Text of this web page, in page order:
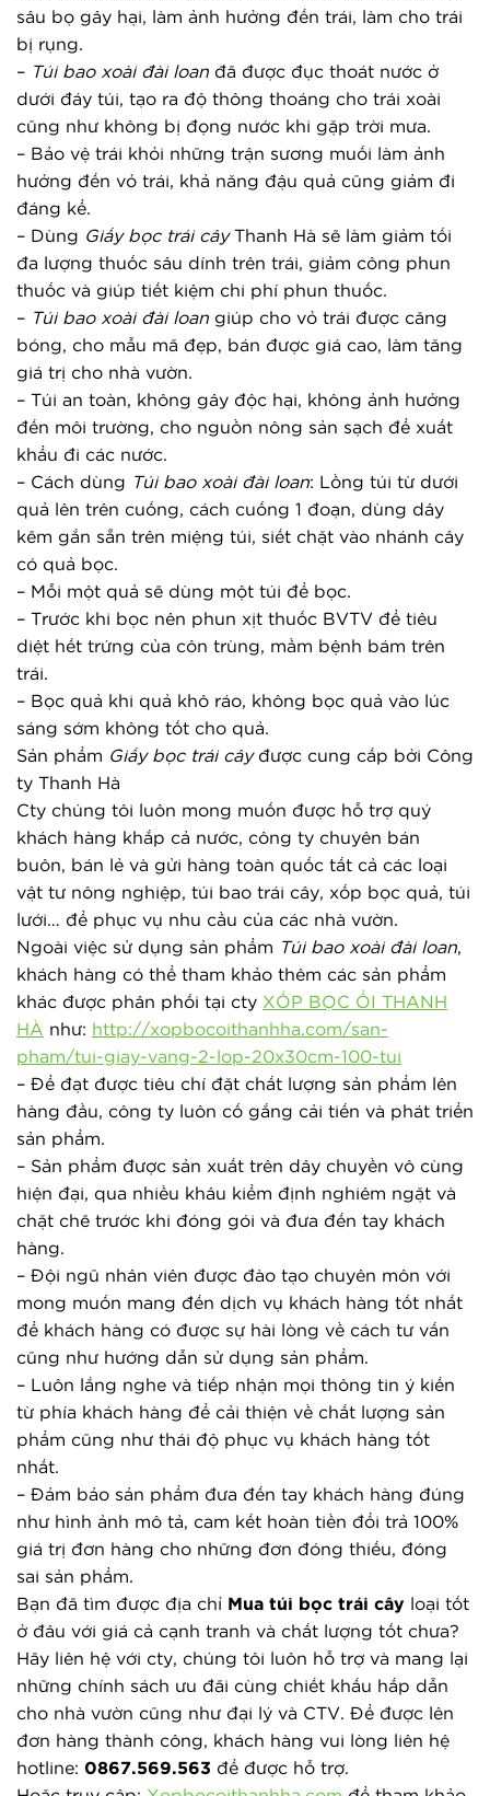
sâu bọ gây hại, làm ảnh hưởng đến trái, làm cho trái
bị rụng.
– Túi bao xoài đài loan đã được đục thoát nước ở
dưới đáy túi, tạo ra độ thông thoáng cho trái xoài
cũng như không bị đọng nước khi gặp trời mưa.
– Bảo vệ trái khỏi những trận sương muối làm ảnh
hưởng đến vỏ trái, khả năng đậu quả cũng giảm đi
đáng kể.
– Dùng Giấy bọc trái cây Thanh Hà sẽ làm giảm tối
đa lượng thuốc sâu dính trên trái, giảm công phun
thuốc và giúp tiết kiệm chi phí phun thuốc.
– Túi bao xoài đài loan giúp cho vỏ trái được căng
bóng, cho mẫu mã đẹp, bán được giá cao, làm tăng
giá trị cho nhà vườn.
– Túi an toàn, không gây độc hại, không ảnh hưởng
đến môi trường, cho nguồn nông sản sạch để xuất
khẩu đi các nước.
– Cách dùng
Túi bao xoài đài loan: Lồng túi từ dưới
quả lên trên cuống, cách cuống 1 đoạn, dùng dây
kẽm gắn sẵn trên miệng túi, siết chặt vào nhánh cây
có quả bọc.
– Mỗi một quả sẽ dùng một túi để bọc.
– Trước khi bọc nên phun xịt thuốc BVTV để tiêu
diệt hết trứng của côn trùng, mầm bệnh bám trên
trái.
– Bọc quả khi quả khô ráo, không bọc quả vào lúc
sáng sớm không tốt cho quả.
Sản phẩm Giấy bọc trái cây được cung cấp bởi Công
ty Thanh Hà
Cty chúng tôi luôn mong muốn được hỗ trợ quý
khách hàng khắp cả nước, công ty chuyên bán
buôn, bán lẻ và gửi hàng toàn quốc tất cả các loại
vật tư nông nghiệp, túi bao trái cây, xốp bọc quả, túi
lưới… để phục vụ nhu cầu của các nhà vườn.
Ngoài việc sử dụng sản phẩm
Túi bao xoài đài loan,
khách hàng có thể tham khảo thêm các sản phẩm
khác được phân phối tại cty XỐP BỌC ỔI THANH
HÀ như: http://xopbocoithanhha.com/san-
pham/tui-giay-vang-2-lop-20x30cm-100-tui
– Để đạt được tiêu chí đặt chất lượng sản phẩm lên
hàng đầu, công ty luôn cố gắng cải tiến và phát triển
sản phẩm.
– Sản phẩm được sản xuất trên dây chuyền vô cùng
hiện đại, qua nhiều khâu kiểm định nghiêm ngặt và
chặt chẽ trước khi đóng gói và đưa đến tay khách
hàng.
– Đội ngũ nhân viên được đào tạo chuyên môn với
mong muốn mang đến dịch vụ khách hàng tốt nhất
để khách hàng có được sự hài lòng về cách tư vấn
cũng như hướng dẫn sử dụng sản phẩm.
– Luôn lắng nghe và tiếp nhận mọi thông tin ý kiến
từ phía khách hàng để cải thiện về chất lượng sản
phẩm cũng như thái độ phục vụ khách hàng tốt
nhất.
– Đảm bảo sản phẩm đưa đến tay khách hàng đúng
như hình ảnh mô tả, cam kết hoàn tiền đổi trả 100%
giá trị đơn hàng cho những đơn đóng thiếu, đóng
sai sản phẩm.
Bạn đã tìm được địa chỉ Mua túi bọc trái cây loại tốt
ở đâu với giá cả cạnh tranh và chất lượng tốt chưa?
Hãy liên hệ với cty, chúng tôi luôn hỗ trợ và mang lại
những chính sách ưu đãi cùng chiết khấu hấp dẫn
cho nhà vườn cũng như đại lý và CTV. Để được lên
đơn hàng thành công, khách hàng vui lòng liên hệ
hotline: 0867.569.563 để được hỗ trợ.